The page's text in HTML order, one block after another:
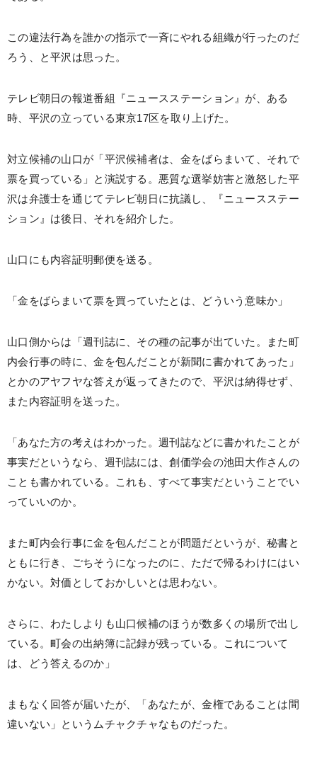
この違法行為を誰かの指示で一斉にやれる組織が行ったのだ
ろう、と平沢は思った。
テレビ朝日の報道番組『ニュースステーション』が、ある
時、平沢の立っている東京17区を取り上げた。
対立候補の山口が「平沢候補者は、金をばらまいて、それで
票を買っている」と演説する。悪質な選挙妨害と激怒した平
沢は弁護士を通じてテレビ朝日に抗議し、『ニュースステー
ション』は後日、それを紹介した。
山口にも内容証明郵便を送る。
「金をばらまいて票を買っていたとは、どういう意味か」
山口側からは「週刊誌に、その種の記事が出ていた。また町
内会行事の時に、金を包んだことが新聞に書かれてあった」
とかのアヤフヤな答えが返ってきたので、平沢は納得せず、
また内容証明を送った。
「あなた方の考えはわかった。週刊誌などに書かれたことが
事実だというなら、週刊誌には、創価学会の池田大作さんの
ことも書かれている。これも、すべて事実だということでい
っていいのか。
また町内会行事に金を包んだことが問題だというが、秘書と
ともに行き、ごちそうになったのに、ただで帰るわけにはい
かない。対価としておかしいとは思わない。
さらに、わたしよりも山口候補のほうが数多くの場所で出し
ている。町会の出納簿に記録が残っている。これについて
は、どう答えるのか」
まもなく回答が届いたが、「あなたが、金権であることは間
違いない」というムチャクチャなものだった。